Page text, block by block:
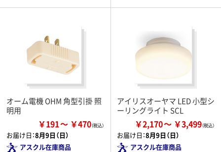
オーム電機 OHM 角型引掛 照
明用
￥191 ￥470
お届け日：8月9日（日）
アスクル在庫商品
アイリスオーヤマ LED 小型シ
ーリングライト SCL
￥2,170 ￥3,499
お届け日：8月9日（日）
アスクル在庫商品